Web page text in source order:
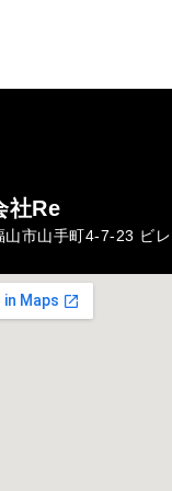
社Re
山市山手町4-7-23 ビ